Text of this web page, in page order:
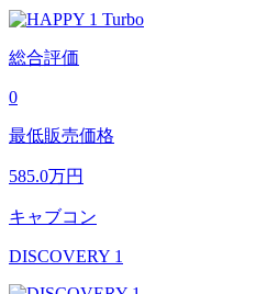
総合評価
0
最低販売価格
585.0万円
キャブコン
DISCOVERY 1